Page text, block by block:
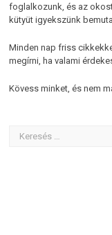
foglalkozunk, és az
kütyüt igyekszünk
Minden nap friss
megírni, ha valami
Kövess minket, és nem